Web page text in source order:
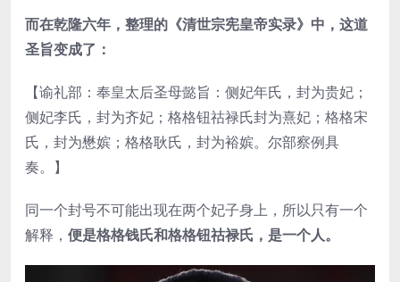
而在乾隆六年，整理的《清世宗宪皇帝实录》中，这道
圣旨变成了：
【谕礼部：奉皇太后圣母懿旨：侧妃年氏，封为贵妃；
侧妃李氏，封为齐妃；格格钮祜禄氏封为熹妃；格格宋
氏，封为懋嫔；格格耿氏，封为裕嫔。尔部察例具
奏。】
同一个封号不可能出现在两个妃子身上，所以只有一个
解释， 便是格格钱氏和格格钮祜禄氏，是一个人。